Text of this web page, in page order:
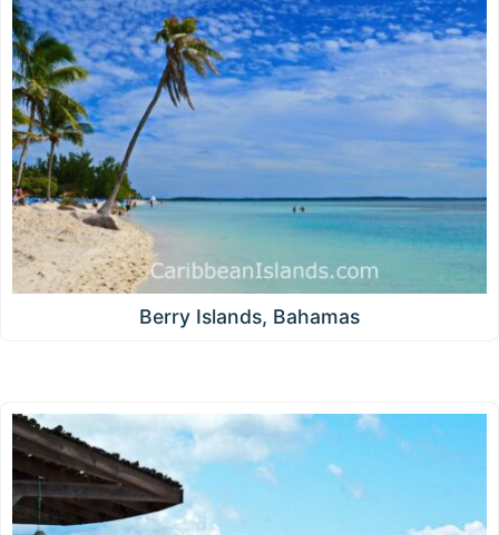
Berry Islands, Bahamas